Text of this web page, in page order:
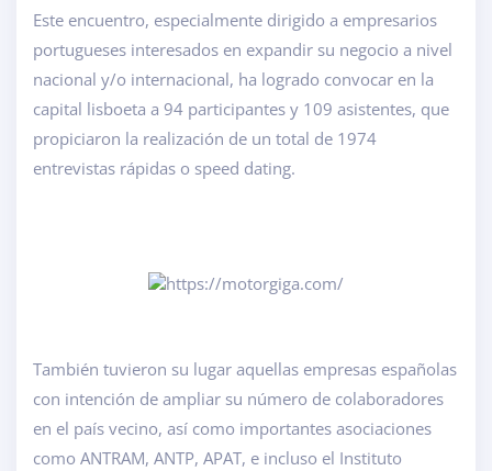
Este encuentro, especialmente dirigido a empresarios
portugueses interesados en expandir su negocio a nivel
nacional y/o internacional, ha logrado convocar en la
capital lisboeta a 94 participantes y 109 asistentes, que
propiciaron la realización de un total de 1974
entrevistas rápidas o speed dating.
También tuvieron su lugar aquellas empresas españolas
con intención de ampliar su número de colaboradores
en el país vecino, así como importantes asociaciones
como ANTRAM, ANTP, APAT, e incluso el Instituto